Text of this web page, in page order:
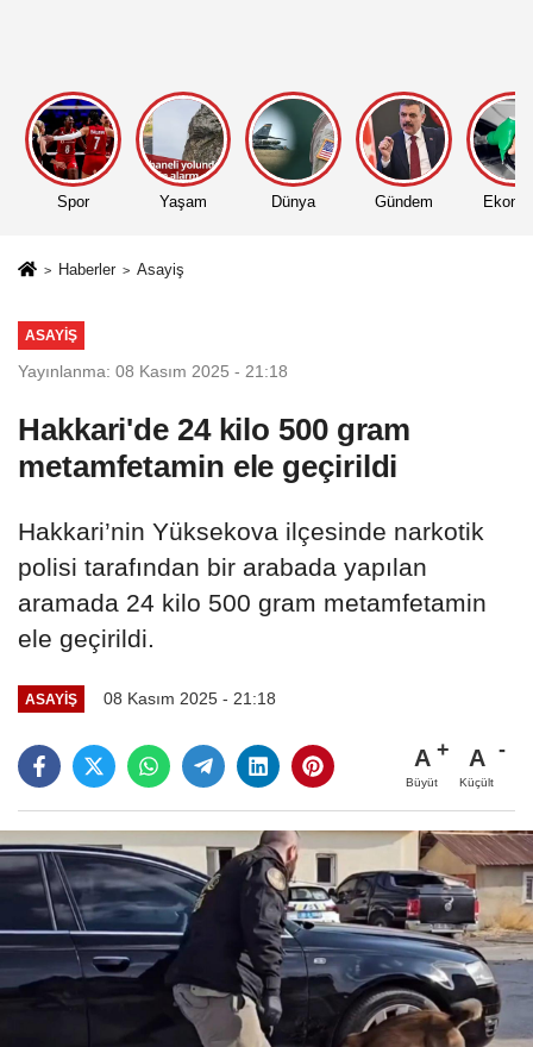
Spor Yaşam Dünya Gündem
Haberler Asayiş
ASAYIŞ
Yayınlanma: 08 Kasım 2025 - 21:18
Hakkari'de 24 kilo 500 gram
metamfetamin ele geçirildi
Hakkari’nin Yüksekova ilçesinde narkotik
polisi tarafından bir arabada yapılan
aramada 24 kilo 500 gram metamfetamin
ele geçirildi.
ASAYIŞ 08 Kasım 2025 - 21:18
A
Büyüt
A
Küçült